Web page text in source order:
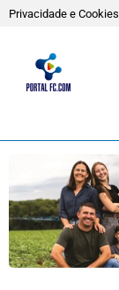
Privacidade e Cookies